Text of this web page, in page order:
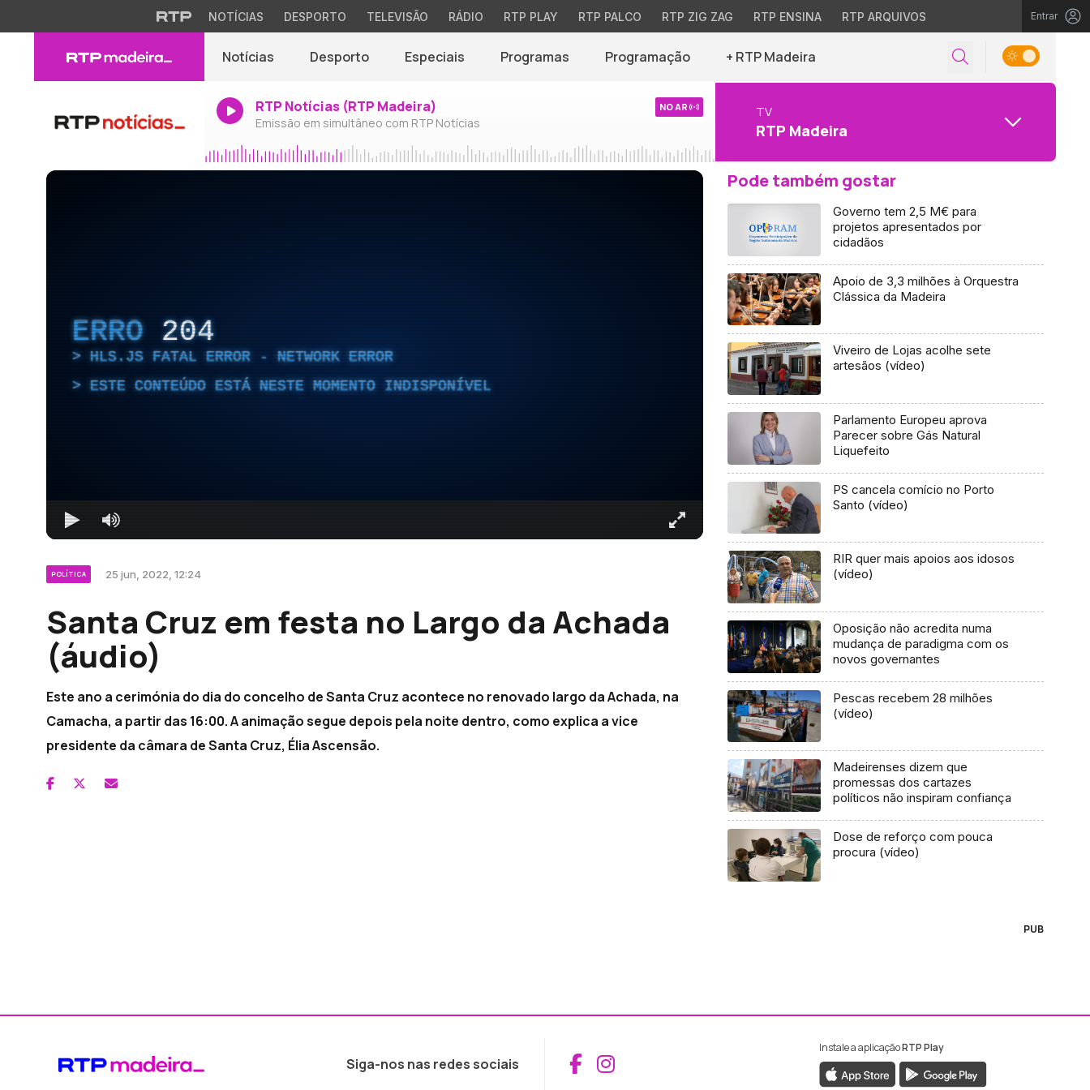
NOTÍCIAS DESPORTO TELEVISÃO RÁDIO RTP PLAY RTP PALCO RTP ZIG ZAG RTP ENSINA RTP ARQUIVOS Entrar
Notícias Desporto Especiais Programas Programação + RTP Madeira
RTP Notícias (RTP Madeira)
Emissão em simultâneo com RTP Notícias
NO AR TV
RTP Madeira
ERRO 204
HLS.JS FATAL ERROR - NETWORK ERROR
ESTE CONTEÚDO ESTÁ NESTE MOMENTO INDISPONÍVEL
POLÍTICA 25 jun, 2022, 12:24
Santa Cruz em festa no Largo da Achada
(áudio)
Este ano a cerimónia do dia do concelho de Santa Cruz acontece no renovado largo da Achada, na
Camacha, a partir das 16:00. A animação segue depois pela noite dentro, como explica a vice
presidente da câmara de Santa Cruz, Élia Ascensão.
Pode também gostar
Governo tem 2,5 M€ para
projetos apresentados por
cidadãos
Apoio de 3,3 milhões à Orquestra
Clássica da Madeira
Viveiro de Lojas acolhe sete
artesãos (vídeo)
Parlamento Europeu aprova
Parecer sobre Gás Natural
Liquefeito
PS cancela comício no Porto
Santo (vídeo)
RIR quer mais apoios aos idosos
(vídeo)
Oposição não acredita numa
mudança de paradigma com os
novos governantes
Pescas recebem 28 milhões
(vídeo)
Madeirenses dizem que
promessas dos cartazes
políticos não inspiram confiança
Dose de reforço com pouca
procura (vídeo)
PUB
Siga-nos nas redes sociais Aceder ao Facebook da RTP Madeira
Aceder ao Instagram da RTP Madeira
Instale a aplicaçãoRTP Play